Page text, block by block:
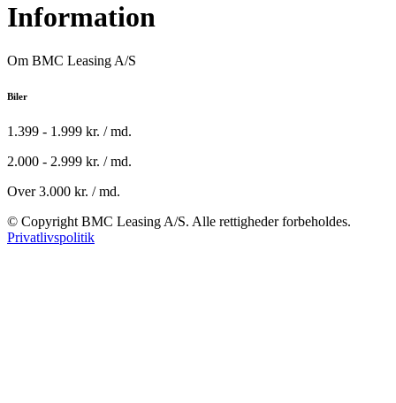
Information
Om BMC Leasing A/S
Biler
1.399 - 1.999 kr. / md.
2.000 - 2.999 kr. / md.
Over 3.000 kr. / md.
© Copyright BMC Leasing A/S. Alle rettigheder forbeholdes.
Privatlivspolitik